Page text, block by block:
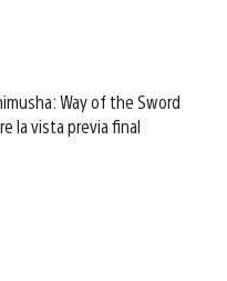
Way of the Sword
la vista previa final